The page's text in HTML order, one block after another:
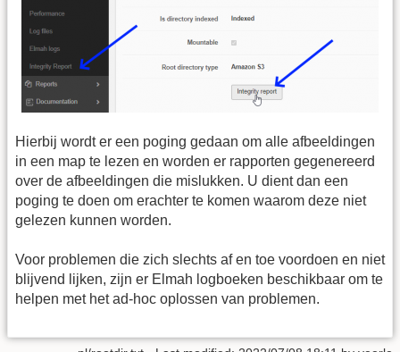
Hierbij wordt er een poging gedaan om alle afbeeldingen
in een map te lezen en worden er rapporten gegenereerd
over de afbeeldingen die mislukken. U dient dan een
poging te doen om erachter te komen waarom deze niet
gelezen kunnen worden.
Voor problemen die zich slechts af en toe voordoen en niet
blijvend lijken, zijn er Elmah logboeken beschikbaar om te
helpen met het ad-hoc oplossen van problemen.